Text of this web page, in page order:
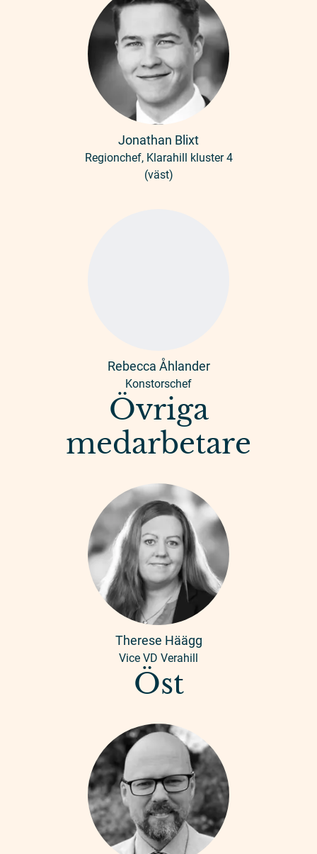
Jonathan Blixt
Regionchef, Klarahill kluster 4
(väst)
Rebecca Åhlander
Konstorschef
Övriga
medarbetare
Therese Häägg
Vice VD Verahill
Öst